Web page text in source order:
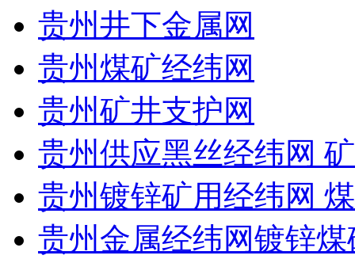
贵州井下金属网
贵州煤矿经纬网
贵州矿井支护网
贵州供应黑丝经纬网
贵州镀锌矿用经纬网
贵州金属经纬网镀锌